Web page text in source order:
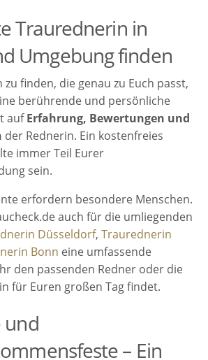
Traurednerin in
Umgebung finden
finden, die genau zu Euch passt,
berührende und persönliche
aufErfahrung, Bewertungen und
der Rednerin. Ein kostenfreies
immer Teil Eurer
sein.
erfordern besondere Menschen.
auch für die umliegenden
Düsseldorf,Traurednerin
Bonn eine umfassende
den passenden Redner oder die
für Euren großen Tag findet.
und
– Ein